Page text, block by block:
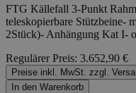
FTG Källefall 3-Punkt
teleskopierbare Stützbeine-
2Stück)- Anhängung Kat I-
Regulärer Preis: 3.652,90 €
Preise inkl. MwSt. zzgl.
In den Warenkorb